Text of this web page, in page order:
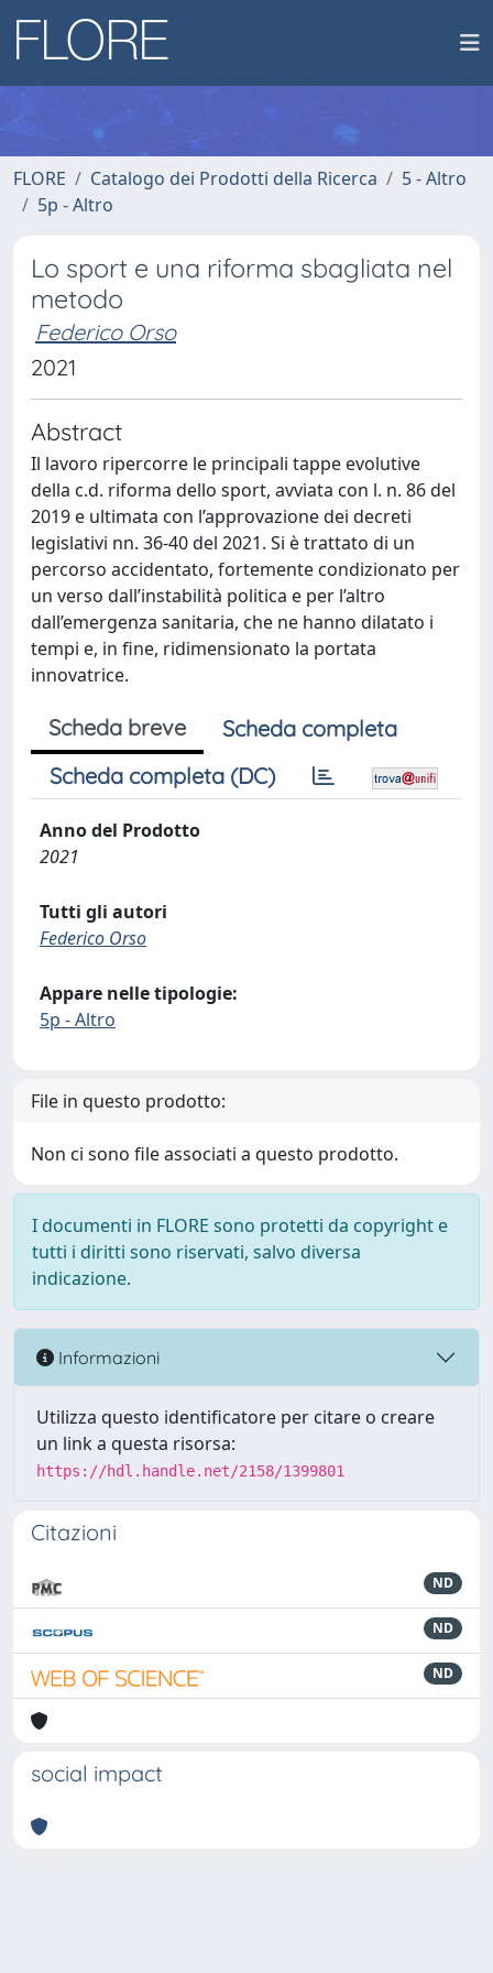
FLORE Catalogo dei Prodotti della Ricerca
5 - Altro
5p - Altro
Lo sport e una riforma sbagliata nel
metodo
Federico Orso
2021
Abstract
Il lavoro ripercorre le principali tappe evolutive
della c.d. riforma dello sport, avviata con l. n. 86 del
2019 e ultimata con l’approvazione dei decreti
legislativi nn. 36-40 del 2021. Si è trattato di un
percorso accidentato, fortemente condizionato per
un verso dall’instabilità politica e per l’altro
dall’emergenza sanitaria, che ne hanno dilatato i
tempi e, in fine, ridimensionato la portata
innovatrice.
Scheda breve
Scheda completa
Scheda completa (DC)
Anno del Prodotto
2021
Tutti gli autori
Federico Orso
Appare nelle tipologie:
5p - Altro
File in questo prodotto:
Non ci sono file associati a questo prodotto.
I documenti in FLORE sono protetti da copyright e
tutti i diritti sono riservati, salvo diversa
indicazione.
Informazioni
Utilizza questo identificatore per citare o creare
un link a questa risorsa:
https://hdl.handle.net/2158/1399801
Citazioni
ND
ND
ND
social impact